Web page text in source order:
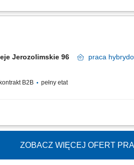
IT do Działu Architektury IT. Jesteśmy
Jerozolimskie 96 praca
B2B pełny etat
IT do Działu Architektury IT. Jesteśmy
ZOBACZ WIĘCEJ OFERT